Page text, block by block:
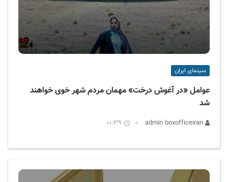
سینمای ایران
عوامل «در آغوش درخت» مهمان مردم شهر خوی خواهند
شد
01:39